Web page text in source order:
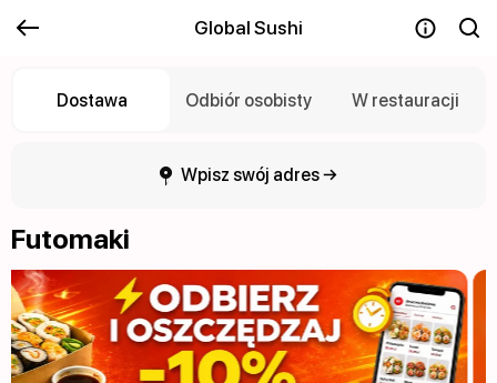
Global Sushi
Dostawa Odbiór osobisty W restauracji
Wpisz swój adres →
Futomaki